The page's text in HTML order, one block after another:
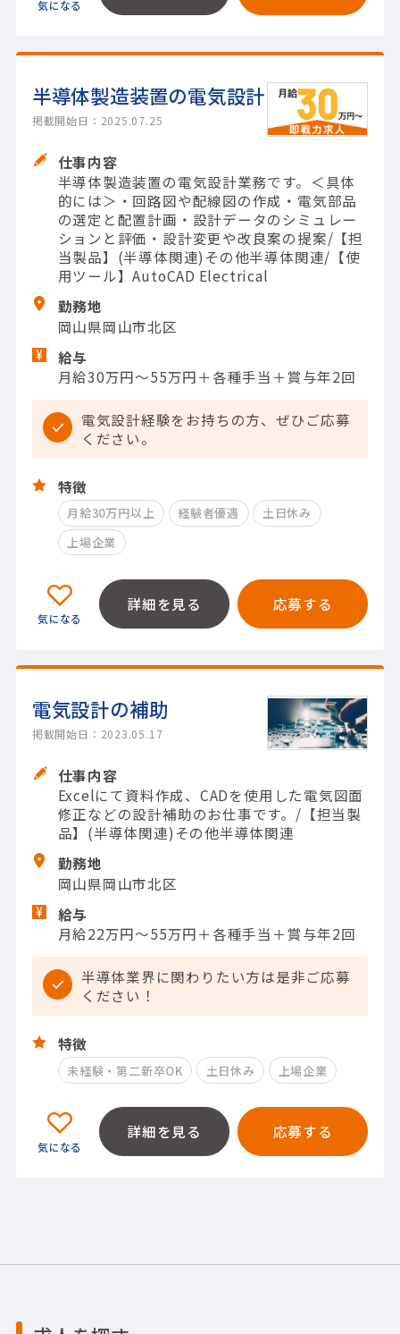
半導体製造装置の電気設計
掲載開始日：2025.07.25
仕事内容
半導体製造装置の電気設計業務です。＜具体
的には＞・回路図や配線図の作成・電気部品
の選定と配置計画・設計データのシミュレー
ションと評価・設計変更や改良案の提案/【担
当製品】(半導体関連)その他半導体関連/【使
用ツール】AutoCAD Electrical
勤務地
岡山県岡山市北区
給与
月給30万円～55万円＋各種手当＋賞与年2回
電気設計経験をお持ちの方、ぜひご応募
ください。
特徴
月給30万円以上 経験者優遇
土日休み
上場企業
詳細を見る 応募する
電気設計の補助
掲載開始日：2023.05.17
仕事内容
Excelにて資料作成、CADを使用した電気図面
修正などの設計補助のお仕事です。/【担当製
品】(半導体関連)その他半導体関連
勤務地
岡山県岡山市北区
給与
月給22万円〜55万円＋各種手当＋賞与年2回
半導体業界に関わりたい方は是非ご応募
ください！
特徴
未経験・第二新卒OK 土日休み 上場企業
詳細を見る 応募する